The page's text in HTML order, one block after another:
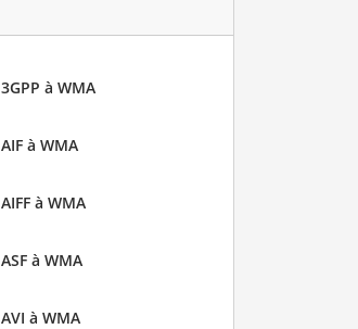
3GPP à WMA
AIF à WMA
AIFF à WMA
ASF à WMA
AVI à WMA